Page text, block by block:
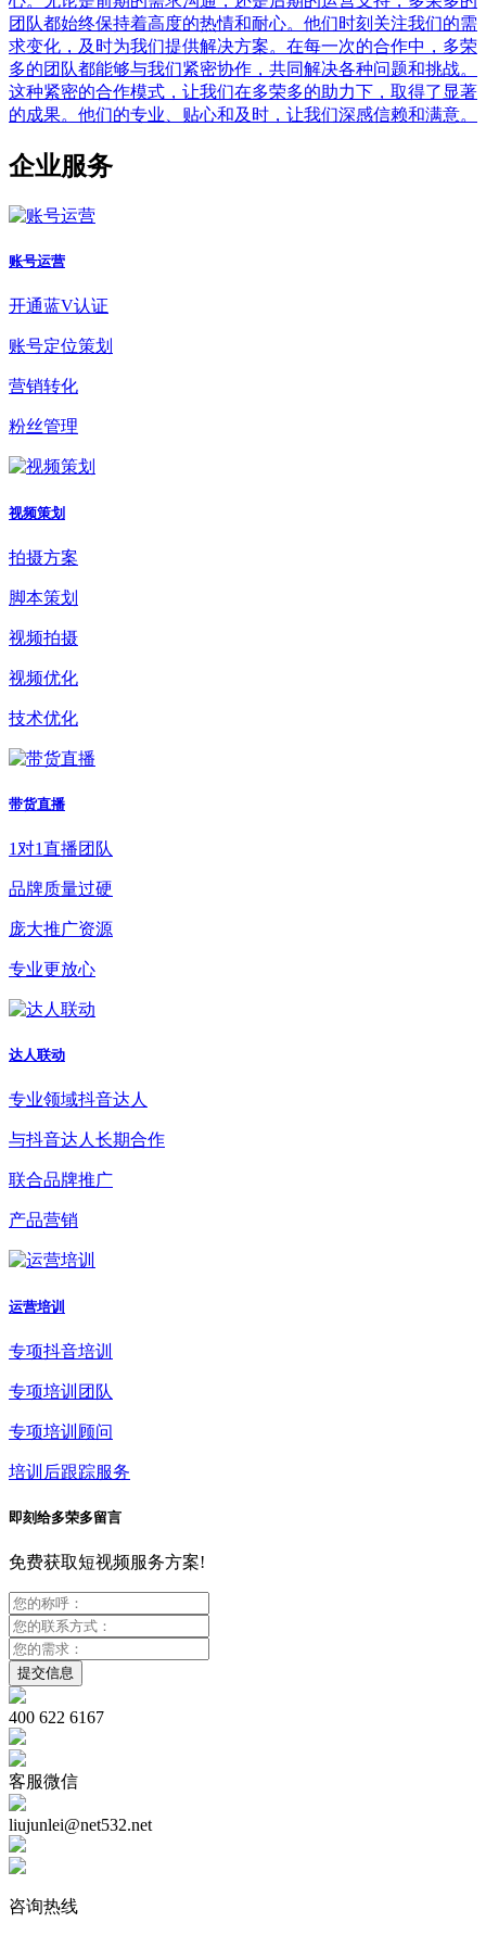
团队都始终保持着高度的热情和耐心。他们时刻关注我们的需
求变化，及时为我们提供解决方案。在每一次的合作中，多荣
多的团队都能够与我们紧密协作，共同解决各种问题和挑战。
这种紧密的合作模式，让我们在多荣多的助力下，取得了显著
的成果。他们的专业、贴心和及时，让我们深感信赖和满意。
企业服务
账号运营
开通蓝V认证
账号定位策划
营销转化
粉丝管理
视频策划
拍摄方案
脚本策划
视频拍摄
视频优化
技术优化
带货直播
1对1直播团队
品牌质量过硬
庞大推广资源
专业更放心
达人联动
专业领域抖音达人
与抖音达人长期合作
联合品牌推广
产品营销
运营培训
专项抖音培训
专项培训团队
专项培训顾问
培训后跟踪服务
即刻给多荣多留言
免费获取短视频服务方案!
400 622 6167
客服微信
liujunlei@net532.net
咨询热线